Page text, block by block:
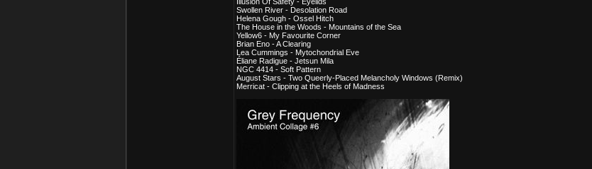
Swollen River - Desolation Road
Helena Gough - Ossel Hitch
The House in the Woods - Mountains of the Sea
Yellow6 - My Favourite Corner
Brian Eno - A Clearing
Lea Cummings - Mytochondrial Eve
Éliane Radigue - Jetsun Mila
NGC 4414 - Soft Pattern
August Stars - Two Queerly-Placed Melancholy Windows (Remix)
Merricat - Clipping at the Heels of Madness